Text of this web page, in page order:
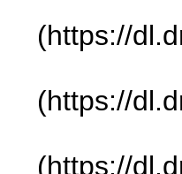
(https://
(https://
(https://